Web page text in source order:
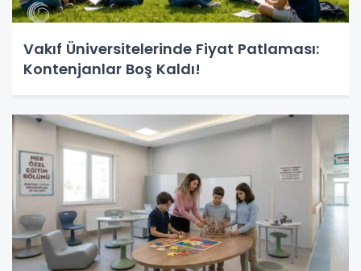
Vakıf Üniversitelerinde Fiyat Patlaması:
Kontenjanlar Boş Kaldı!